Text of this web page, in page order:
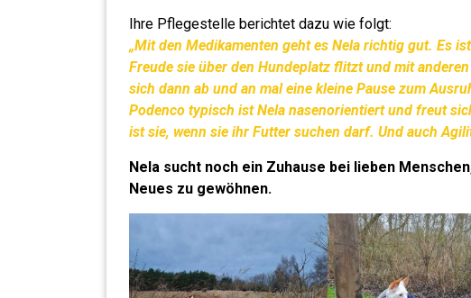
Ihre Pflegestelle berichtet dazu wie folgt:
„Mit den Medikamenten geht es Nela richtig gut. Es
Freude sie über den Hundeplatz flitzt und mit
sich dann ab und an mal eine kleine Pause zum
Podenco typisch ist Nela nasenorientiert und freut
ist sie, wenn sie ihr Futter suchen darf. Und auch
Nela sucht noch ein Zuhause bei lieben
Neues zu gewöhnen.